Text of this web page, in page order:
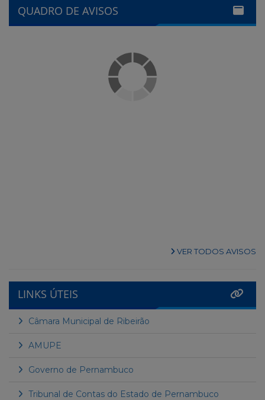
QUADRO DE AVISOS
VER TODOS AVISOS
LINKS ÚTEIS
Câmara Municipal de Ribeirão
AMUPE
Governo de Pernambuco
Tribunal de Contas do Estado de Pernambuco